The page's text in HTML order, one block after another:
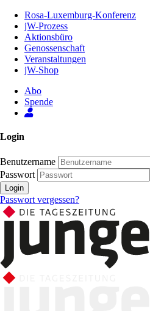
Inhalt
Seite
Rosa-Luxemburg-Konferenz
jW-Prozess
Aktionsbüro
Genossenschaft
Veranstaltungen
jW-Shop
Abo
Spende
Login
Benutzername
Passwort
Login
Passwort vergessen?